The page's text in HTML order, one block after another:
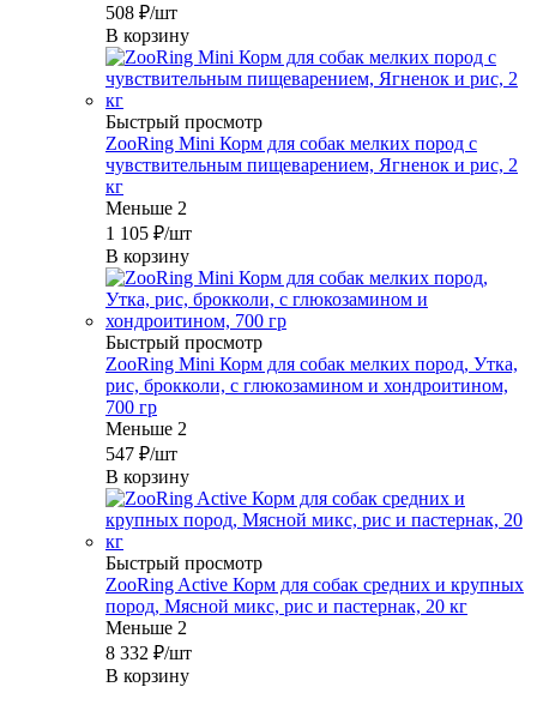
508 ₽/шт
В корзину
Быстрый просмотр
ZooRing Mini Корм для собак мелких пород с
чувствительным пищеварением, Ягненок и рис, 2
кг
Меньше 2
1 105 ₽/шт
В корзину
Быстрый просмотр
ZooRing Mini Корм для собак мелких пород, Утка,
рис, брокколи, с глюкозамином и хондроитином,
700 гр
Меньше 2
547 ₽/шт
В корзину
Быстрый просмотр
ZooRing Active Корм для собак средних и крупных
пород, Мясной микс, рис и пастернак, 20 кг
Меньше 2
8 332 ₽/шт
В корзину